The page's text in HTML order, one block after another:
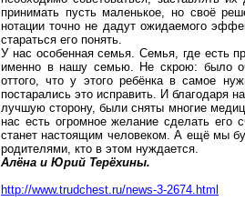
принимать пусть маленькое, но своё
нотации точно не дадут ожидаемого
стараться его понять.
У нас особенная семья. Семья, где есть
именно в нашу семью. Не скрою: было
оттого, что у этого ребёнка в самое
постарались это исправить. И благодаря
лучшую сторону, были сняты многие
нас есть огромное желание сделать
станет настоящим человеком. А ещё мы
родителями, кто в этом нуждается.
Алёна и Юрий Терёхины.
http://www.trudchest.ru/news-3-2674.html